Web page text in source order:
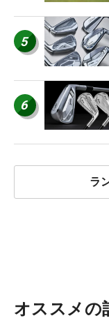
5
6
ラ
オススメの